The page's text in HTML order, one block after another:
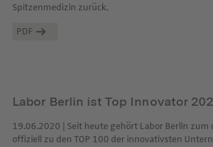
Spitzenmedizin zurück.
PDF
Labor Berlin ist Top Innovator
19.06.2020 | Seit heute gehört Labor Berlin zum
offiziell zu den TOP 100 der innovativsten